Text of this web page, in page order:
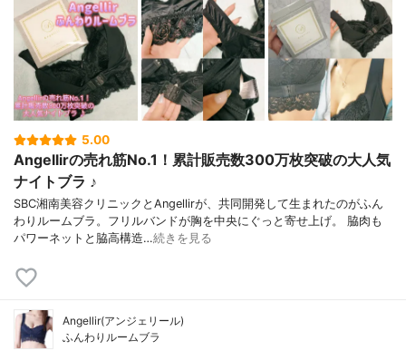
5.00
Angellirの売れ筋No.1！累計販売数300万枚突破の大人気
ナイトブラ ♪
SBC湘南美容クリニックとAngellirが、共同開発して生まれたのがふん
わりルームブラ。フリルバンドが胸を中央にぐっと寄せ上げ。 脇⾁も
パワーネットと脇⾼構造…続きを見る
Angellir(アンジェリール)
ふんわりルームブラ